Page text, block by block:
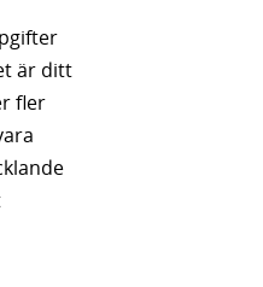
är ditt
fler